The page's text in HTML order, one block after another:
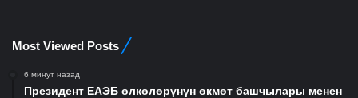
Most Viewed Posts
6 минут назад
Президент ЕАЭБ өлкөлөрүнүн өкмөт башчылары менен